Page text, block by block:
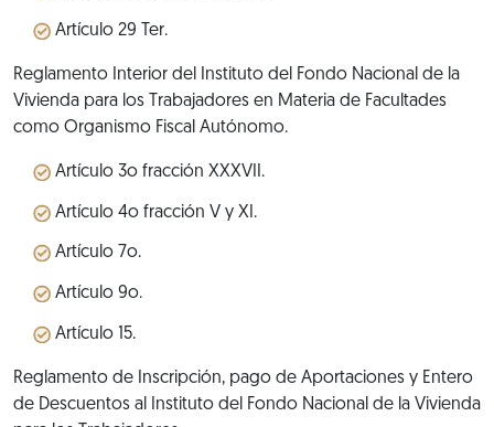
Artículo 29 Ter.
Reglamento Interior del Instituto del Fondo Nacional de la
Vivienda para los Trabajadores en Materia de Facultades
como Organismo Fiscal Autónomo.
Artículo 3o fracción XXXVII.
Artículo 4o fracción V y XI.
Artículo 7o.
Artículo 9o.
Artículo 15.
Reglamento de Inscripción, pago de Aportaciones y Entero
de Descuentos al Instituto del Fondo Nacional de la Vivienda